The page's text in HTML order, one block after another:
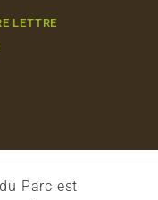
LETTRE
Parc est